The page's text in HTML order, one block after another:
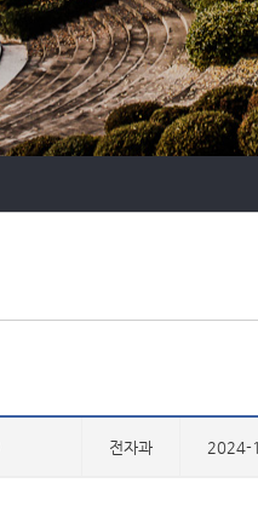
프로그램설명
설문조사
졸업작품(캡스톤설계)
전자과 2024-